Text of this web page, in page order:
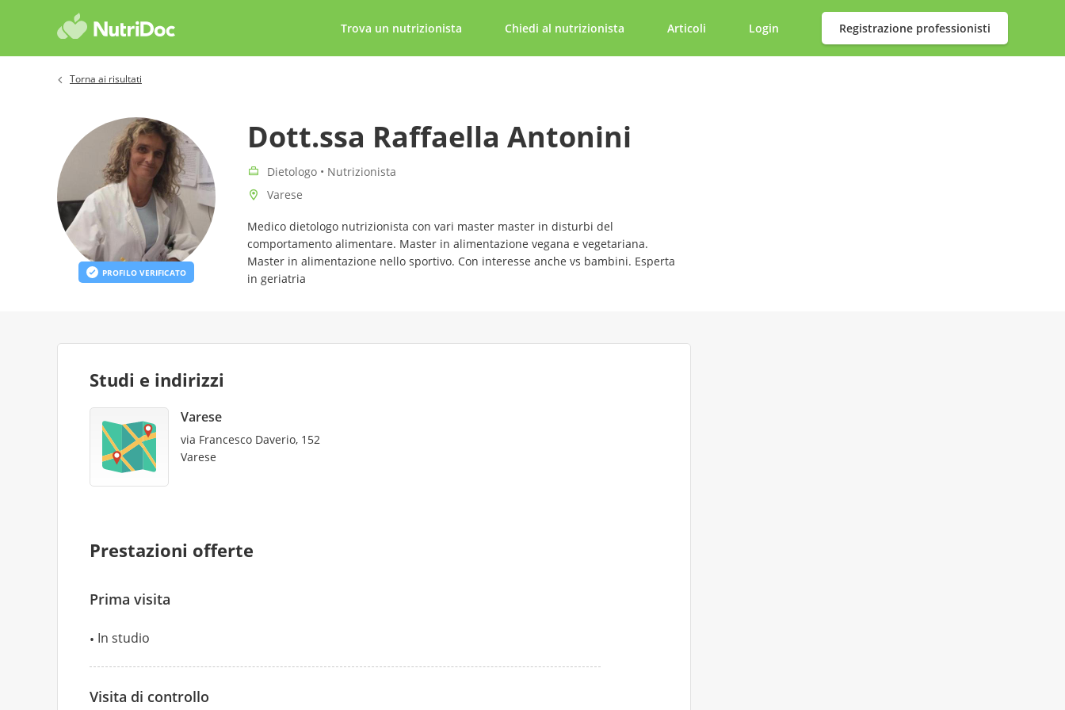
Trova un nutrizionista Chiedi al nutrizionista Articoli Login Registrazione professionisti
Torna ai risultati
PROFILO VERIFICATO
Dott.ssa Raffaella Antonini
Dietologo • Nutrizionista
Varese
Medico dietologo nutrizionista con vari master master in disturbi del
comportamento alimentare. Master in alimentazione vegana e vegetariana.
Master in alimentazione nello sportivo. Con interesse anche vs bambini. Esperta
in geriatria
Studi e indirizzi
Varese
via Francesco Daverio, 152
Varese
Prestazioni offerte
Prima visita
In studio
Visita di controllo